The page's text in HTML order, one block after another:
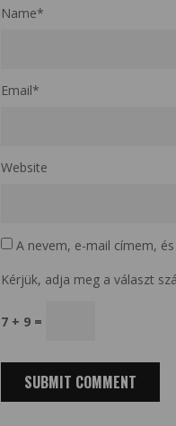
Name*
Email*
Website
A nevem, e-mail címem,
Kérjük, adja meg a választ
7 + 9 =